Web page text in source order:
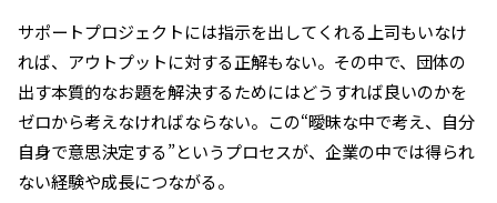
サポートプロジェクトには指示を出してくれる上司もいなけ
れば、アウトプットに対する正解もない。その中で、団体の
出す本質的なお題を解決するためにはどうすれば良いのかを
ゼロから考えなければならない。この“曖昧な中で考え、自分
自身で意思決定する”というプロセスが、企業の中では得られ
ない経験や成長につながる。